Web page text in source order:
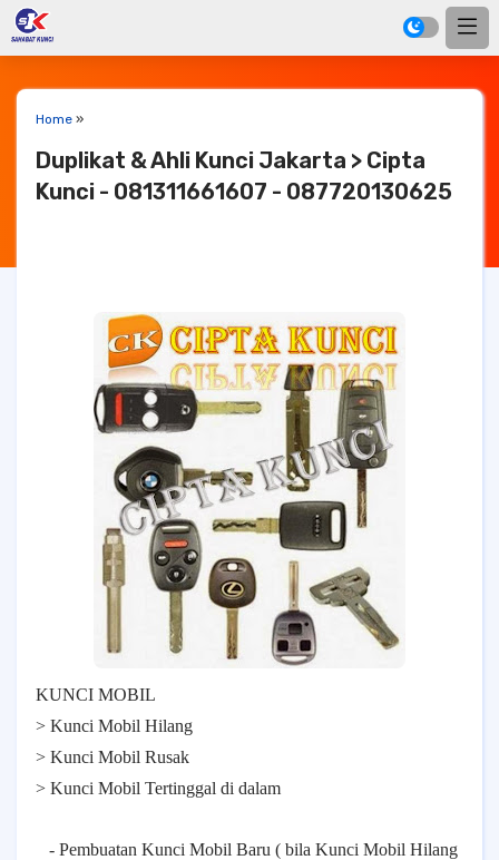
Home »
Duplikat & Ahli Kunci Jakarta > Cipta
Kunci - 081311661607 - 087720130625
KUNCI MOBIL
> Kunci Mobil Hilang
> Kunci Mobil Rusak
> Kunci Mobil Tertinggal di dalam
- Pembuatan Kunci Mobil Baru ( bila Kunci Mobil Hilang